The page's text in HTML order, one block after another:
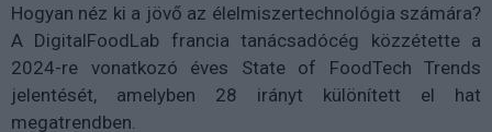
Hogyan néz ki a jövő az élelmiszertechnológia számára?
A DigitalFoodLab francia tanácsadócég közzétette a
2024-re vonatkozó éves State of FoodTech Trends
jelentését, amelyben 28 irányt különített el hat
megatrendben.